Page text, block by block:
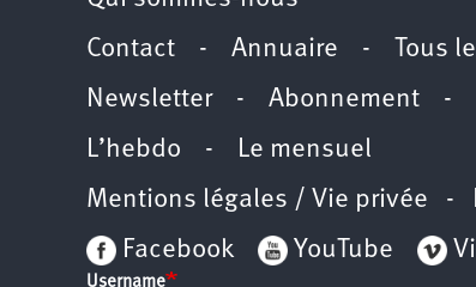
Contact - Annuaire - Tous
Newsletter- Abonnement -
L’hebdo - Le mensuel
Mentions légales / Vie privée -
Facebook
YouTube
Username